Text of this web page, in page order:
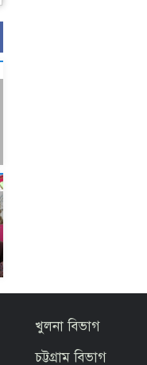
খুলনা বিভাগ
চট্টগ্রাম বিভাগ